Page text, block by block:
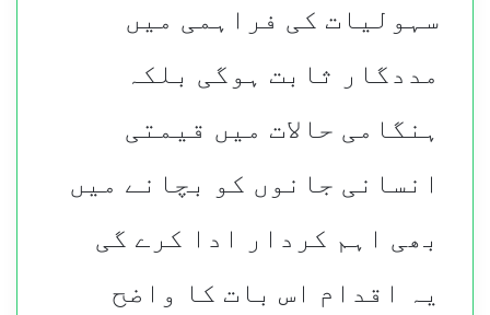
سہولیات کی فراہمی میں
مددگار ثابت ہوگی بلکہ
ہنگامی حالات میں قیمتی
انسانی جانوں کو بچانے میں
بھی اہم کردار ادا کرے گی
یہ اقدام اس بات کا واضح